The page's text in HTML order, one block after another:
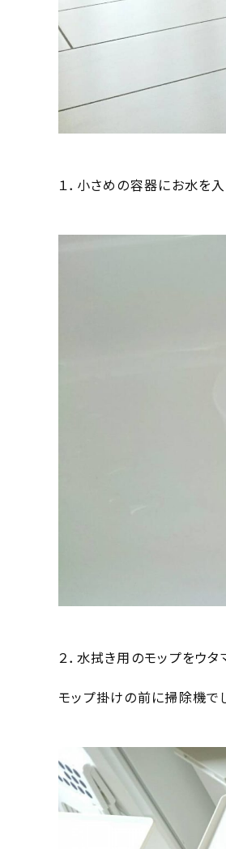
１．小さめの容器にお水を
２．水拭き用のモップをウ
モップ掛けの前に掃除機で